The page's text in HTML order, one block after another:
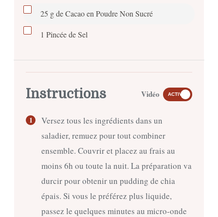
25 gde Cacao en Poudre Non Sucré
1 Pincéede Sel
Instructions Vidéo ACTIVÉ
Versez tous les ingrédients dans un
saladier, remuez pour tout combiner
ensemble. Couvrir et placez au frais au
moins 6h ou toute la nuit. La préparation va
durcir pour obtenir un pudding de chia
épais. Si vous le préférez plus liquide,
passez le quelques minutes au micro-onde